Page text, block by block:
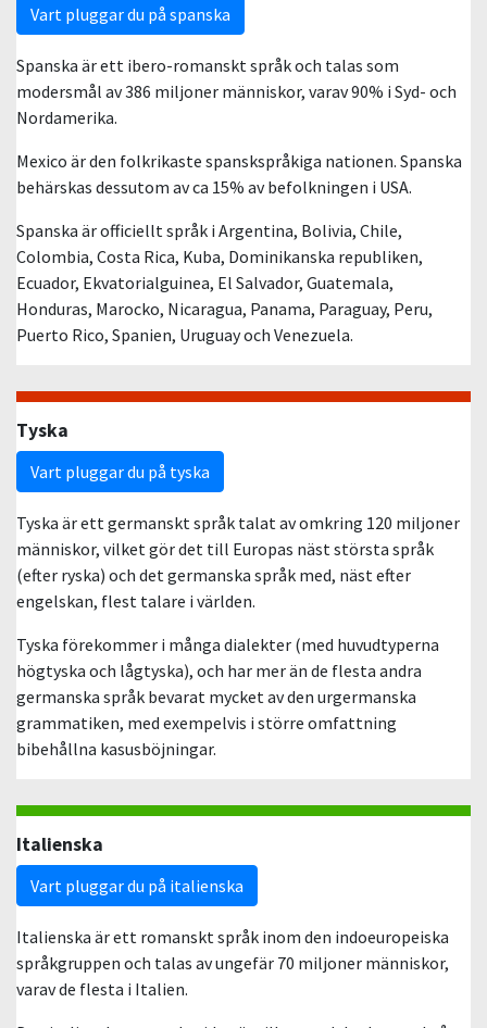
Vart pluggar du på spanska
Spanska är ett ibero-romanskt språk och talas som
modersmål av 386 miljoner människor, varav 90% i Syd- och
Nordamerika.
Mexico är den folkrikaste spanskspråkiga nationen. Spanska
behärskas dessutom av ca 15% av befolkningen i USA.
Spanska är officiellt språk i Argentina, Bolivia, Chile,
Colombia, Costa Rica, Kuba, Dominikanska republiken,
Ecuador, Ekvatorialguinea, El Salvador, Guatemala,
Honduras, Marocko, Nicaragua, Panama, Paraguay, Peru,
Puerto Rico, Spanien, Uruguay och Venezuela.
Tyska
Vart pluggar du på tyska
Tyska är ett germanskt språk talat av omkring 120 miljoner
människor, vilket gör det till Europas näst största språk
(efter ryska) och det germanska språk med, näst efter
engelskan, flest talare i världen.
Tyska förekommer i många dialekter (med huvudtyperna
högtyska och lågtyska), och har mer än de flesta andra
germanska språk bevarat mycket av den urgermanska
grammatiken, med exempelvis i större omfattning
bibehållna kasusböjningar.
Italienska
Vart pluggar du på italienska
Italienska är ett romanskt språk inom den indoeuropeiska
språkgruppen och talas av ungefär 70 miljoner människor,
varav de flesta i Italien.